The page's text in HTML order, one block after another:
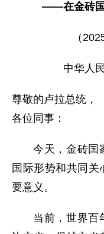
——在金砖国
（
中华人
尊敬的卢拉总统，
各位同事：
今天，金砖国
国际形势和共同
要意义。
当前，世界百